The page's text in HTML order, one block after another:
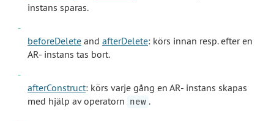
instans sparas.
beforeDelete and afterDelete: körs innan resp. efter en
AR- instans tas bort.
afterConstruct: körs varje gång en AR- instans skapas
med hjälp av operatorn new .